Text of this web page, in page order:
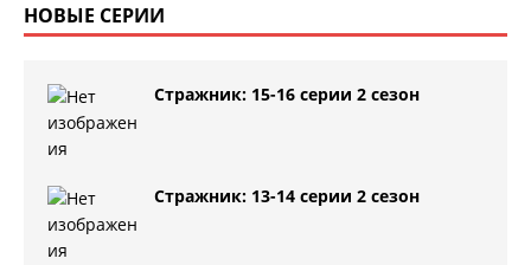
НОВЫЕ СЕРИИ
Стражник: 15-16 серии 2 сезон
Стражник: 13-14 серии 2 сезон